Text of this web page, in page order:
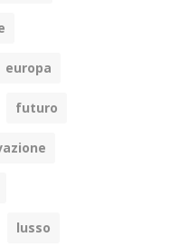
europa
futuro
lusso